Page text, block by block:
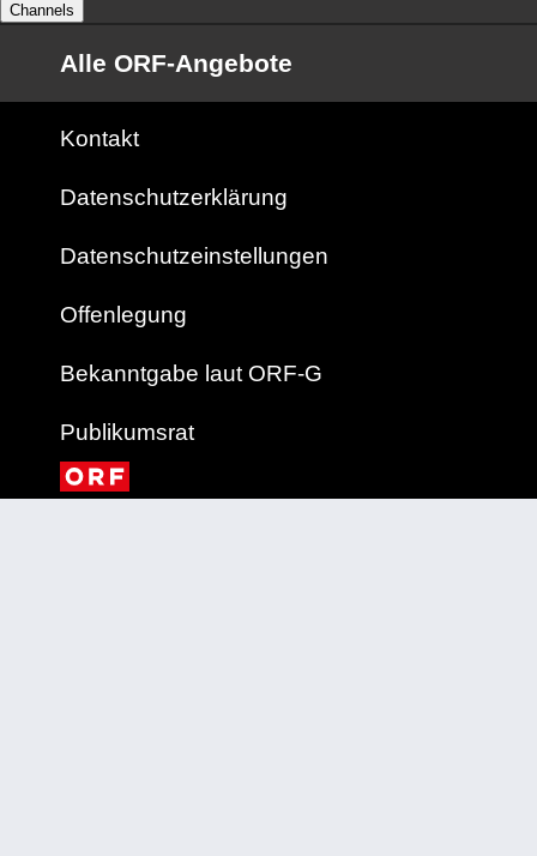
Channels
Alle ORF-Angebote
Kontakt
Datenschutzerklärung
Datenschutzeinstellungen
Offenlegung
Bekanntgabe laut ORF-G
Publikumsrat